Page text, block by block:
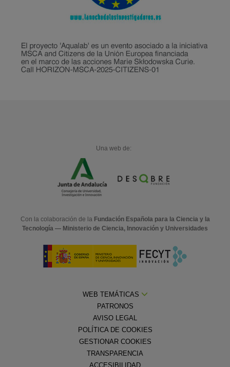
Una web de:
Con la colaboración de la Fundación Española para la Ciencia y la
Tecnología — Ministerio de Ciencia, Innovación y Universidades
WEB TEMÁTICAS
PATRONOS
AVISO LEGAL
POLÍTICA DE COOKIES
GESTIONAR COOKIES
TRANSPARENCIA
ACCESIBILIDAD